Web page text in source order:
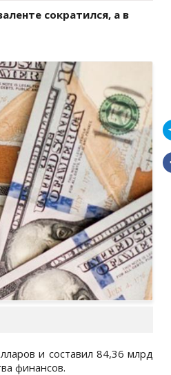
сократился, а в
и составил 84,36 млрд
финансов.